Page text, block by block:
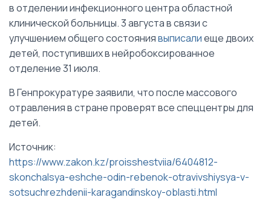
в отделении инфекционного центра областной
клинической больницы. 3 августа в связи с
улучшением общего состояниявыписалиеще двоих
детей, поступивших в нейробоксированное
отделение 31 июля.
В Генпрокуратуре заявили, что после массового
отравления в стране проверят все спеццентры для
детей.
Источник:
https://www.zakon.kz/proisshestviia/6404812-
skonchalsya-eshche-odin-rebenok-otravivshiysya-v-
sotsuchrezhdenii-karagandinskoy-oblasti.html